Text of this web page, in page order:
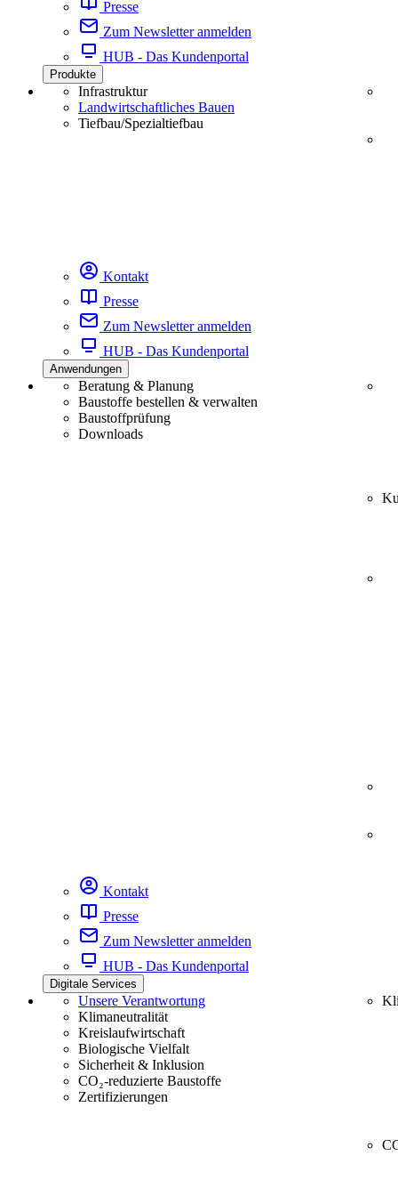
Presse
Zum Newsletter anmelden
HUB - Das Kundenportal
Produkte
Infrastruktur
Landwirtschaftliches Bauen
Tiefbau/Spezialtiefbau
Kontakt
Presse
Zum Newsletter anmelden
HUB - Das Kundenportal
Anwendungen
Beratung & Planung
Baustoffe bestellen & verwalten
Baustoffprüfung
Downloads
Kontakt
Presse
Zum Newsletter anmelden
HUB - Das Kundenportal
Digitale Services
Unsere Verantwortung
Klimaneutralität
Kreislaufwirtschaft
Biologische Vielfalt
Sicherheit & Inklusion
CO₂-reduzierte Baustoffe
Zertifizierungen